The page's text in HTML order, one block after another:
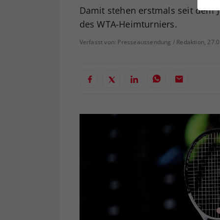
Damit stehen erstmals seit dem
des WTA-Heimturniers.
Verfasst von: Presseaussendung / Redaktion,